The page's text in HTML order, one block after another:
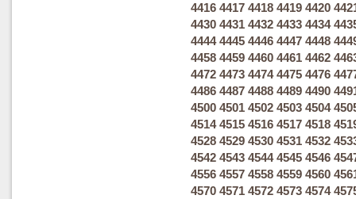
4416 4417 4418 4419 4420
4430 4431 4432 4433 4434
4444 4445 4446 4447 4448
4458 4459 4460 4461 4462
4472 4473 4474 4475 4476
4486 4487 4488 4489 4490
4500 4501 4502 4503 4504
4514 4515 4516 4517 4518
4528 4529 4530 4531 4532
4542 4543 4544 4545 4546
4556 4557 4558 4559 4560
4570 4571 4572 4573 4574